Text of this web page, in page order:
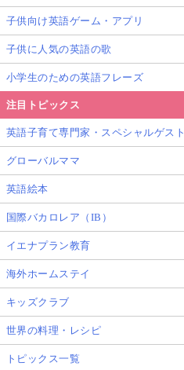
子供向け英語ゲーム・アプリ
子供に人気の英語の歌
小学生のための英語フレーズ
注目トピックス
英語子育て専門家・スペシャルゲスト
グローバルママ
英語絵本
国際バカロレア（IB）
イエナプラン教育
海外ホームステイ
キッズクラブ
世界の料理・レシピ
トピックス一覧